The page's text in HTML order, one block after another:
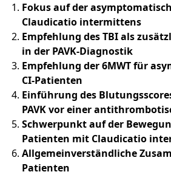
Fokus auf der
Claudicatio intermittens
Empfehlung des TBI als
in der PAVK-Diagnostik
Empfehlung der 6MWT für
CI-Patienten
Einführung des
PAVK vor einer
Schwerpunkt auf der
Patienten mit Claudicatio
Allgemeinverständliche
Patienten